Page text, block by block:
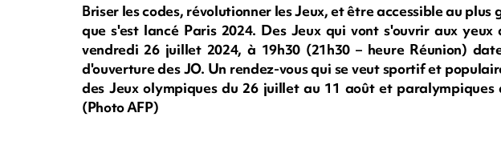
Briser les codes, révolutionner les Jeux, et être accessible au
que s'est lancé Paris 2024. Des Jeux qui vont s'ouvrir aux
vendredi 26 juillet 2024, à 19h30 (21h30 – heure Réunion)
d'ouverture des JO. Un rendez-vous qui se veut sportif et
des Jeux olympiques du 26 juillet au 11 août et
(Photo AFP)